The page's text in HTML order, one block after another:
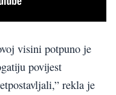
visini potpuno je
povijest
rekla je